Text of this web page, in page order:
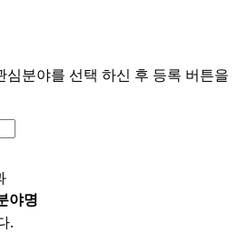
심분야를 선택 하신 후 등록 버튼을
야명
.